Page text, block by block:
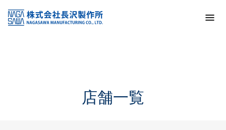
KSS加盟店・取扱店情報
店舗一覧
店舗一覧